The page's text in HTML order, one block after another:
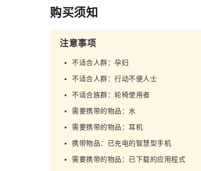
购买须知
注意事项
不适合人群：孕妇
不适合人群：行动不便人士
不适合族群：轮椅使用者
需要携带的物品：水
需要携带的物品：耳机
携带物品：已充电的智慧型手机
需要携带的物品：已下载的应用程式